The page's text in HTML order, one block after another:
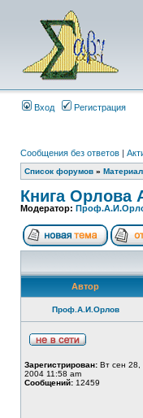
Вход Регистрация
Сообщения без ответов |
Список форумов »
Книга
Модератор:
Автор
Проф.А.И.Орлов
Зарегистрирован: Вт сен 28,
2004 11:58 am
Сообщений: 12459